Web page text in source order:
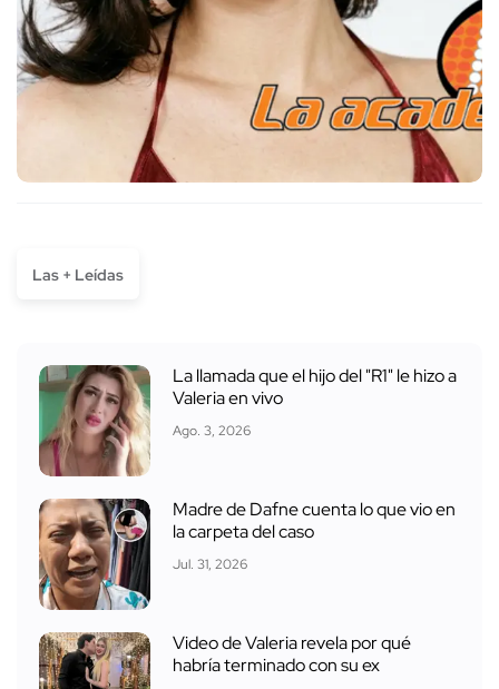
Las + Leídas
La llamada que el hijo del "R1" le hizo a
Valeria en vivo
Ago. 3, 2026
Madre de Dafne cuenta lo que vio en
la carpeta del caso
Jul. 31, 2026
Video de Valeria revela por qué
habría terminado con su ex